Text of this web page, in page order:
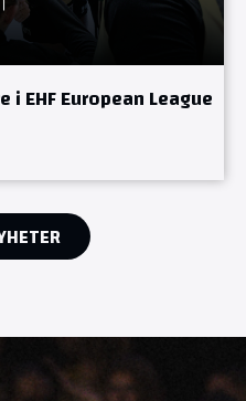
EHF European League